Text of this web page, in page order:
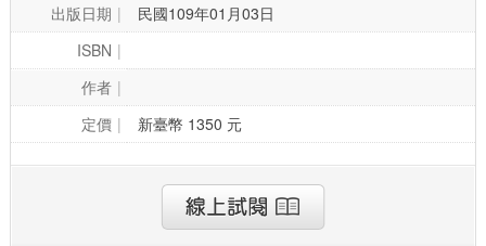
出版日期
民國109年01月03日
ISBN
作者
定價
新臺幣 1350 元